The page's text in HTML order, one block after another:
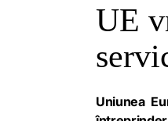
UE
Uniunea